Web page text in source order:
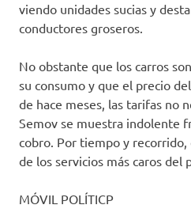
viendo unidades sucias y
conductores groseros.
No obstante que los carros
su consumo y que el precio
de hace meses, las tarifas no
Semov se muestra indolente
cobro. Por tiempo y
de los servicios más caros del
MÓVIL POLÍTICP